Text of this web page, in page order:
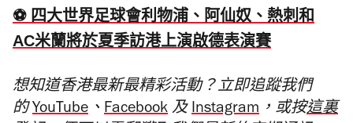
⚽️ 四大世界足球會利物浦、阿仙奴、熱刺和
AC米蘭將於夏季訪港上演啟德表演賽
想知道香港最新最精彩活動？立即追蹤我們
的 YouTube 、 Facebook 及 Instagram ，或按這裏